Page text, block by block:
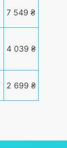
7 549 ₴
4 039 ₴
2 699 ₴